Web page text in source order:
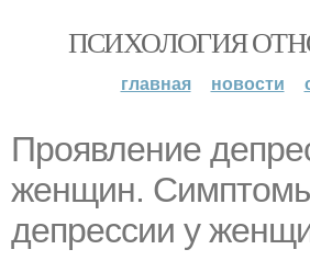
ПСИХОЛОГИЯ
главная новости
Проявление
женщин.
депрессии у